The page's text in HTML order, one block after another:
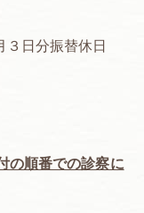
日分振替休日
の順番での診察に